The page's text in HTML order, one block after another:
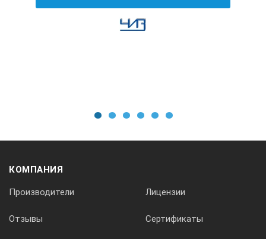
КОМПАНИЯ
Производители Лицензии
Отзывы Сертификаты